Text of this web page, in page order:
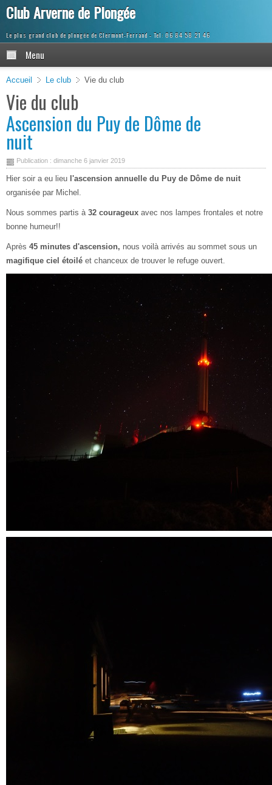
Club Arverne de Plongée
Le plus grand club de plongée de Clermont-Ferrand
Menu
Accueil Le club Vie du club
Vie du club
Ascension du Puy de Dôme de
nuit
Publication : dimanche 6 janvier 2019
Hier soir a eu lieu l'ascension annuelle du Puy de Dôme de nuit
organisée par Michel.
Nous sommes partis à 32 courageux avec nos lampes frontales et notre
bonne humeur!!
Après 45 minutes d'ascension, nous voilà arrivés au sommet sous un
magifique ciel étoilé et chanceux de trouver le refuge ouvert.